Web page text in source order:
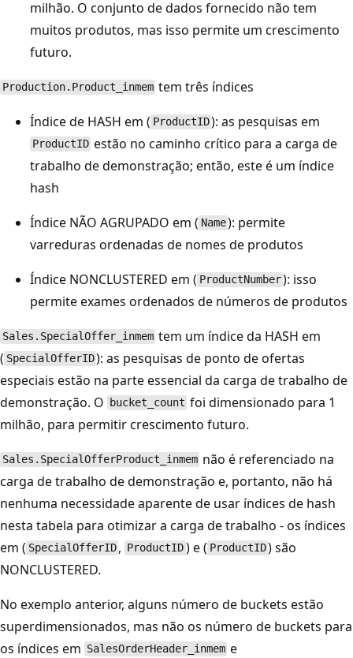
milhão. O conjunto de dados fornecido não tem
muitos produtos, mas isso permite um crescimento
futuro.
Production.Product_inmem tem três índices
Índice de HASH em ( ProductID): as pesquisas em
ProductID estão no caminho crítico para a carga de
trabalho de demonstração; então, este é um índice
hash
Índice NÃO AGRUPADO em ( Name): permite
varreduras ordenadas de nomes de produtos
Índice NONCLUSTERED em ( ProductNumber): isso
permite exames ordenados de números de produtos
Sales.SpecialOffer_inmem tem um índice da HASH em
( SpecialOfferID): as pesquisas de ponto de ofertas
especiais estão na parte essencial da carga de trabalho de
demonstração. O
bucket_count foi dimensionado para 1
milhão, para permitir crescimento futuro.
Sales.SpecialOfferProduct_inmem não é referenciado na
carga de trabalho de demonstração e, portanto, não há
nenhuma necessidade aparente de usar índices de hash
nesta tabela para otimizar a carga de trabalho - os índices
em ( SpecialOfferID , ProductID) e ( ProductID) são
NONCLUSTERED.
No exemplo anterior, alguns número de buckets estão
superdimensionados, mas não os número de buckets para
os índices em SalesOrderHeader_inmem e